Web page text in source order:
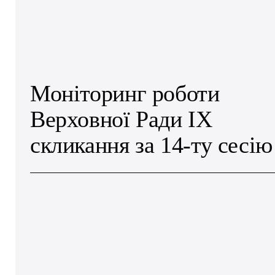
Моніторинг роботи
Верховної Ради IX
скликання за 14-ту сесію